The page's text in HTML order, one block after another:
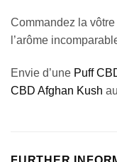
Commandez la
l’arôme
Envie d’une Puff
CBD Afghan Kush